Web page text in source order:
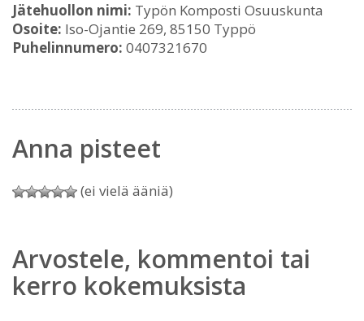
Jätehuollon nimi: Typön Komposti Osuuskunta
Osoite: Iso-Ojantie 269, 85150 Typpö
Puhelinnumero: 0407321670
Anna pisteet
(ei vielä ääniä)
Arvostele, kommentoi tai
kerro kokemuksista